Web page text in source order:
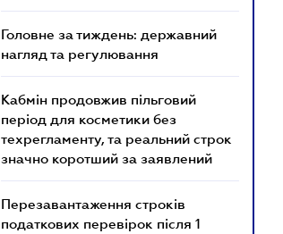
Головне за тиждень: державний
нагляд та регулювання
Кабмін продовжив пільговий
період для косметики без
техрегламенту, та реальний строк
значно коротший за заявлений
Перезавантаження строків
податкових перевірок після 1